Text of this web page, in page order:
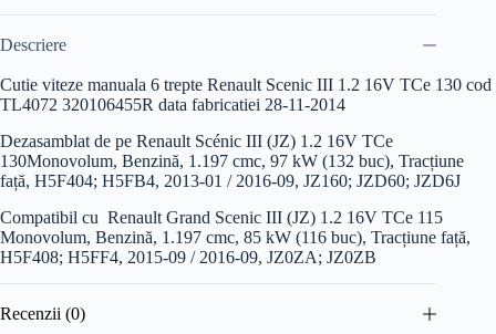
Descriere
Cutie viteze manuala 6 trepte Renault Scenic III 1.2 16V TCe 130 cod
TL4072 320106455R data fabricatiei 28-11-2014
Dezasamblat de pe Renault Scénic III (JZ) 1.2 16V TCe
130Monovolum, Benzină, 1.197 cmc, 97 kW (132 buc), Tracțiune
față, H5F404; H5FB4, 2013-01 / 2016-09, JZ160; JZD60; JZD6J
Compatibil cu Renault Grand Scenic III (JZ) 1.2 16V TCe 115
Monovolum, Benzină, 1.197 cmc, 85 kW (116 buc), Tracțiune față,
H5F408; H5FF4, 2015-09 / 2016-09, JZ0ZA; JZ0ZB
Recenzii (0)